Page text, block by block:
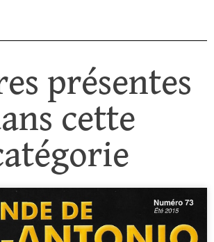
présentes
cette